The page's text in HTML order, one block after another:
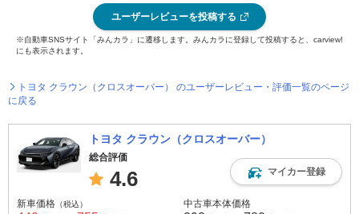
ユーザーレビューを投稿する
※自動車SNSサイト「みんカラ」に遷移します。みんカラに登録して投稿すると、carview!
にも表示されます。
トヨタ クラウン（クロスオーバー） のユーザーレビュー・評価一覧のページ
に戻る
トヨタ クラウン（クロスオーバー）
総合評価
4.6 マイカー登録
新車価格 （税込） 中古車本体価格